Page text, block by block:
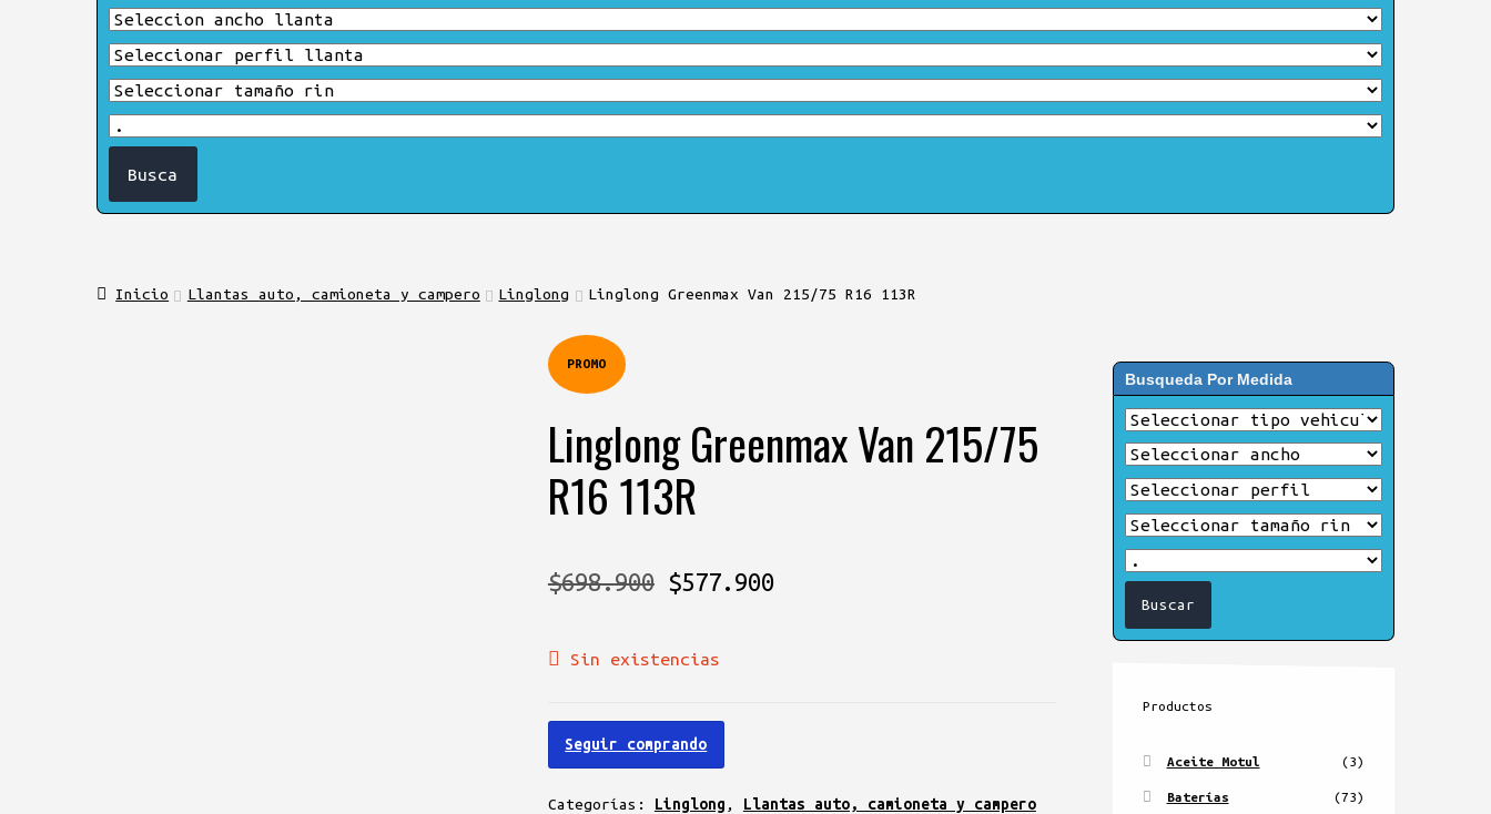
Inicio Llantas auto, camioneta y campero Linglong Linglong Greenmax Van 215/75 R16 113R
PROMO
Linglong Greenmax Van 215/75
R16 113R
$698.900 El
original
era:
$698.900.
$577.900El
Sin existencias
Seguir comprando
Categorías: Linglong , Llantas auto, camioneta y campero
Busqueda Por Medida
Productos
Aceite Motul (3)
Baterías (73)